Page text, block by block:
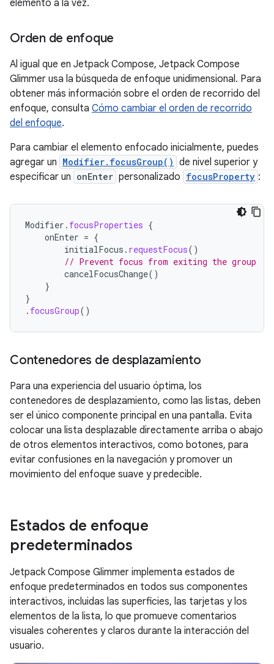
elemento a la vez.
Orden de enfoque
Al igual que en Jetpack Compose, Jetpack Compose
Glimmer usa la búsqueda de enfoque unidimensional. Para
obtener más información sobre el orden de recorrido del
enfoque, consulta Cómo cambiar el orden de recorrido
del enfoque.
Para cambiar el elemento enfocado inicialmente, puedes
agregar un Modifier.focusGroup() de nivel superior y
especificar un onEnter personalizado focusProperty :
Modifier . focusProperties {
onEnter = {
initialFocus . requestFocus()
// Prevent focus from exiting the group
cancelFocusChange()
}
}
. focusGroup()
Contenedores de desplazamiento
Para una experiencia del usuario óptima, los
contenedores de desplazamiento, como las listas, deben
ser el único componente principal en una pantalla. Evita
colocar una lista desplazable directamente arriba o abajo
de otros elementos interactivos, como botones, para
evitar confusiones en la navegación y promover un
movimiento del enfoque suave y predecible.
Estados de enfoque
predeterminados
Jetpack Compose Glimmer implementa estados de
enfoque predeterminados en todos sus componentes
interactivos, incluidas las superficies, las tarjetas y los
elementos de la lista, lo que promueve comentarios
visuales coherentes y claros durante la interacción del
usuario.